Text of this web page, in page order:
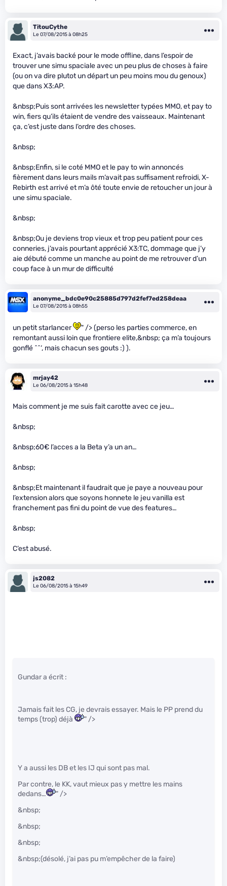
TitouCythe
Le 07/08/2015 à 08h25
Exact, j’avais backé pour le mode offline, dans l’espoir de
trouver une simu spaciale avec un peu plus de choses à faire
(ou on va dire plutot un départ un peu moins mou du genoux)
que dans X3:AP.
&nbsp;Puis sont arrivées les newsletter typées MMO, et pay to
win, fiers qu’ils étaient de vendre des vaisseaux. Maintenant
ça, c’est juste dans l’ordre des choses.
&nbsp;
&nbsp;Enfin, si le coté MMO et le pay to win annoncés
fièrement dans leurs mails m’avait pas suffisament refroidi, X-
Rebirth est arrivé et m’a ôté toute envie de retoucher un jour à
une simu spaciale.
&nbsp;
&nbsp;Ou je deviens trop vieux et trop peu patient pour ces
conneries, j’avais pourtant apprécié X3:TC, dommage que j’y
aie débuté comme un manche au point de me retrouver d’un
coup face à un mur de difficulté
anonyme_bdc0e90c25885d797d2fef7ed258deaa
Le 07/08/2015 à 08h55
un petit starlancer
" /> (perso les parties commerce, en
remontant aussi loin que frontiere elite,&nbsp; ça m’a toujours
gonflé ^^‘, mais chacun ses gouts :) ).
mrjay42
Le 06/08/2015 à 15h48
Mais comment je me suis fait carotte avec ce jeu…
&nbsp;
&nbsp;60€ l’acces a la Beta y’a un an…
&nbsp;
&nbsp;Et maintenant il faudrait que je paye a nouveau pour
l’extension alors que soyons honnete le jeu vanilla est
franchement pas fini du point de vue des features…
&nbsp;
C’est abusé.
js2082
Le 06/08/2015 à 15h49
Gundar a écrit :
Jamais fait les CG, je devrais essayer. Mais le PP prend du
temps (trop) déjà
" />
Y a aussi les DB et les IJ qui sont pas mal.
Par contre, le KK, vaut mieux pas y mettre les mains
dedans…
" />
&nbsp;
&nbsp;
&nbsp;
&nbsp;(désolé, j’ai pas pu m’empêcher de la faire)